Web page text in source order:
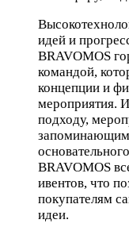
идей и
BRAVOMOS
командой,
концепции и
мероприятия.
подходу,
BRAVOMOS
ивентов, что
покупателям
идеи.